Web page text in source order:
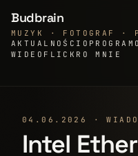
Budbrain
MUZYK · FOTOGRAF ·
AKTUALNOŚCI
WIDEO FLICKR O MNIE
04.06.2026 ·
Intel